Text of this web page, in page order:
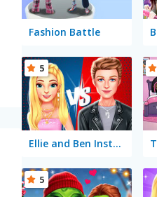
Fashion Battle
Ellie and Ben Insta Fashion
5
5